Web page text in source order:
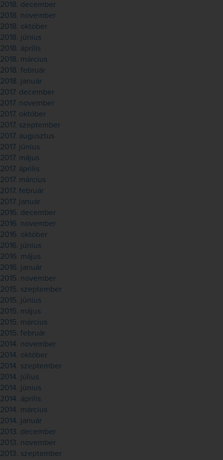
2018. december
2018. november
2018. október
2018. június
2018. április
2018. március
2018. február
2018. január
2017. december
2017. november
2017. október
2017. szeptember
2017. augusztus
2017. június
2017. május
2017. április
2017. március
2017. február
2017. január
2016. december
2016. november
2016. október
2016. június
2016. május
2016. január
2015. november
2015. szeptember
2015. június
2015. május
2015. március
2015. február
2014. november
2014. október
2014. szeptember
2014. július
2014. június
2014. április
2014. március
2014. január
2013. december
2013. november
2013. szeptember